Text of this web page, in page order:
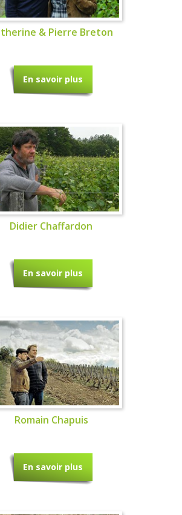
& Pierre Breton
En savoir plus
Didier Chaffardon
En savoir plus
Romain Chapuis
En savoir plus